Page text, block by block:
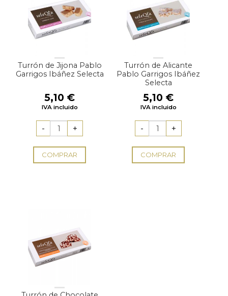
Turrón de Jijona Pablo
Garrigos Ibáñez Selecta
5,10 €
IVA incluido
COMPRAR
Turrón de Alicante
Pablo Garrigos Ibáñez
Selecta
5,10 €
IVA incluido
COMPRAR